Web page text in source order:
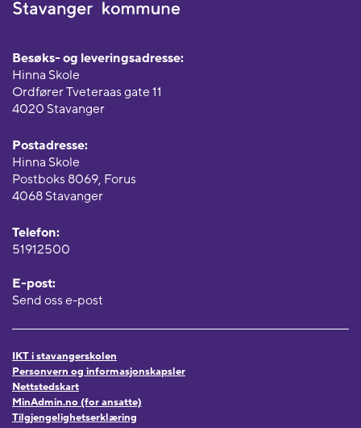
Besøks- og leveringsadresse:
Hinna Skole
Ordfører Tveteraas gate 11
4020 Stavanger
Postadresse:
Hinna Skole
Postboks 8069, Forus
4068 Stavanger
Telefon:
51912500
E-post:
Send oss e-post
IKT i stavangerskolen
Personvern og informasjonskapsler
Nettstedskart
MinAdmin.no (for ansatte)
Tilgjengelighetserklæring